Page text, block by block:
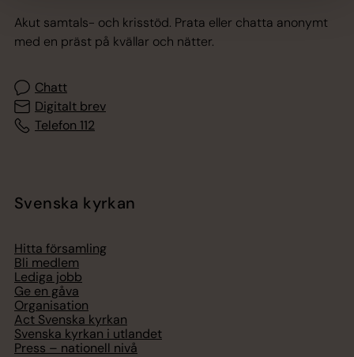
Akut samtals- och krisstöd. Prata eller chatta anonymt
med en präst på kvällar och nätter.
Chatt
Digitalt brev
Telefon 112
Svenska kyrkan
Hitta församling
Bli medlem
Lediga jobb
Ge en gåva
Organisation
Act Svenska kyrkan
Svenska kyrkan i utlandet
Press – nationell nivå